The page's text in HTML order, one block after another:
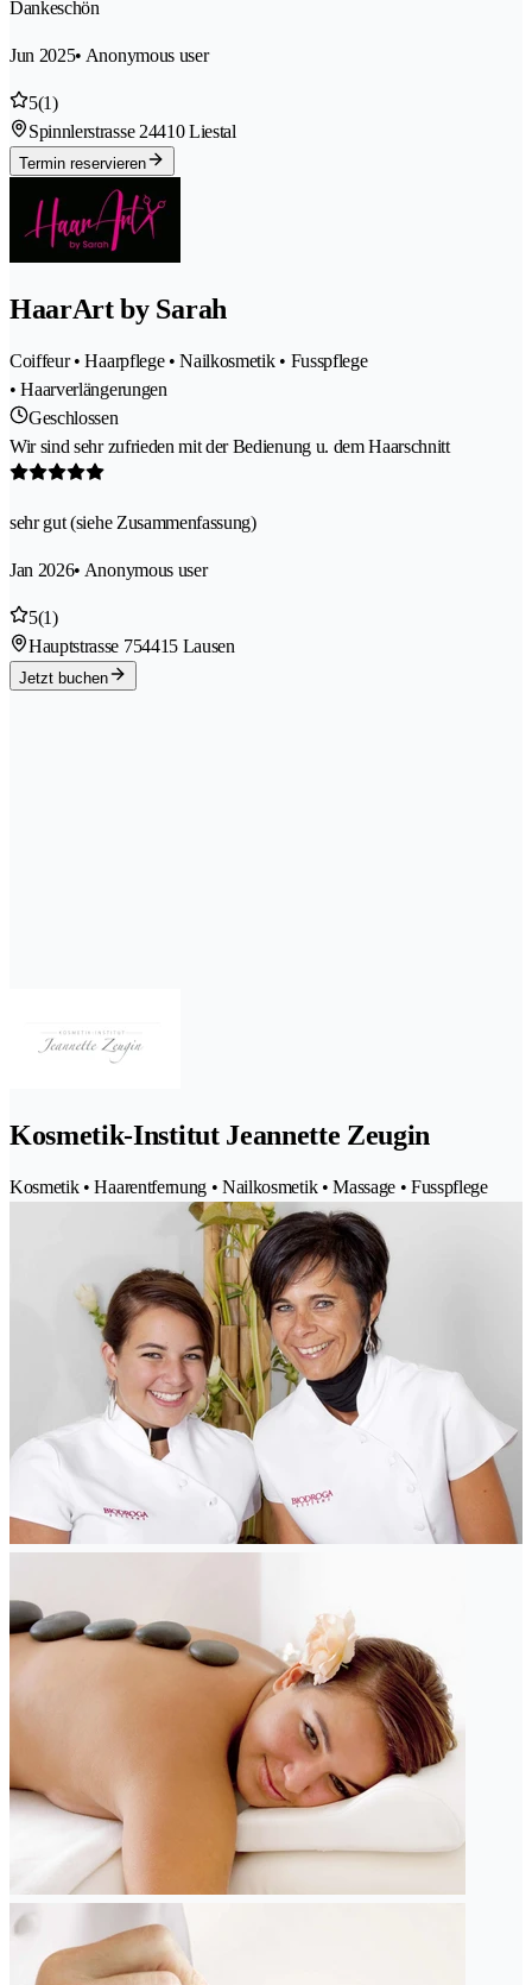
Dankeschön
Jun 2025• Anonymous user
5(1)
Spinnlerstrasse 24410 Liestal
Termin reservieren
HaarArt by Sarah
Coiffeur • Haarpflege • Nailkosmetik • Fusspflege
• Haarverlängerungen
Geschlossen
Wir sind sehr zufrieden mit der Bedienung u. dem Haarschnitt
sehr gut (siehe Zusammenfassung)
Jan 2026• Anonymous user
5(1)
Hauptstrasse 754415 Lausen
Jetzt buchen
Kosmetik-Institut Jeannette Zeugin
Kosmetik • Haarentfernung • Nailkosmetik • Massage • Fusspflege